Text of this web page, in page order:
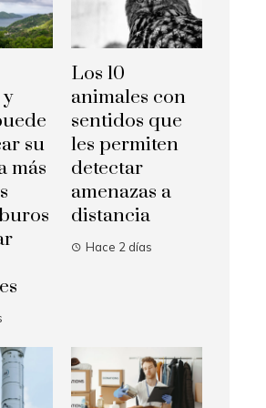
su
más
Los 10
animales con
sentidos que
les permiten
detectar
amenazas a
distancia
Hace 2 días